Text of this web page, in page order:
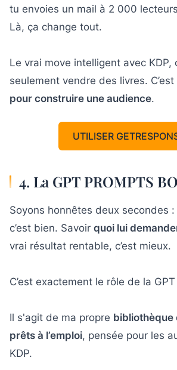
tu envoies un mail à 2 000
Là, ça change tout.
Le vrai move intelligent avec KDP,
seulement vendre des livres. C’est
pour construire une audience.
UTILISER
4. La GPT PROMPTS
Soyons honnêtes deux secondes :
c’est bien. Savoir quoi lui
vrai résultat rentable, c’est mieux.
C’est exactement le rôle de la GPT
Il s'agit de ma propre bibliothèque
prêts à l’emploi, pensée pour les
KDP.